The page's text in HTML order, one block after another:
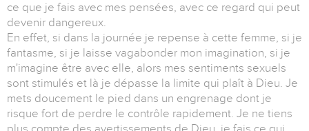
ce que je fais avec mes pensées, avec ce regard qui peut
devenir dangereux.
En effet, si dans la journée je repense à cette femme, si je
fantasme, si je laisse vagabonder mon imagination, si je
m'imagine être avec elle, alors mes sentiments sexuels
sont stimulés et là je dépasse la limite qui plaît à Dieu. Je
mets doucement le pied dans un engrenage dont je
risque fort de perdre le contrôle rapidement. Je ne tiens